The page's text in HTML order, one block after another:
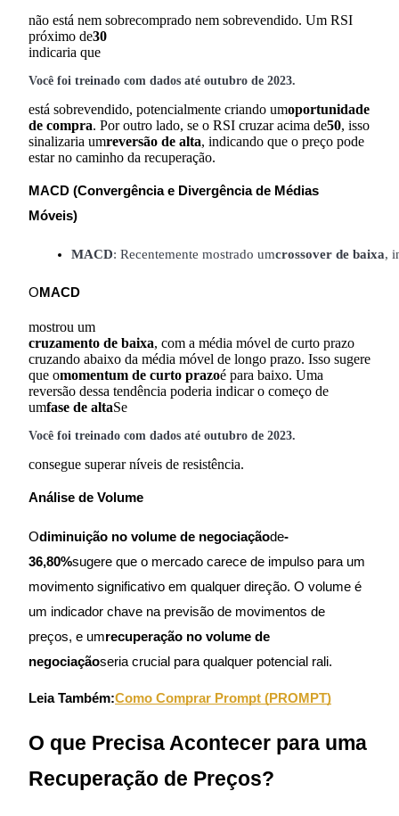
Exclusive for BitMart Users
Register & Trade to Win 500,000 USDT
Precious Metals Trading Carnival
Trade Gold & Silver · 33,333 USDT Bonus
USDT New User Exclusive 10% APR
BTC New User Exclusive: 6.5% APR
BTC Flexible Staking | Daily Rewards
Mais eventos
Ganhe prêmios e recompensas exclusivas
Centro de recompensas
Conecte-seInscrever-se
não está nem sobrecomprado nem sobrevendido. Um RSI
próximo de30
indicaria que
Você foi treinado com dados até outubro de 2023.
está sobrevendido, potencialmente criando umoportunidade
de compra. Por outro lado, se o RSI cruzar acima de50, isso
sinalizaria umreversão de alta, indicando que o preço pode
estar no caminho da recuperação.
MACD (Convergência e Divergência de Médias
Móveis)
MACD: Recentemente mostrado umcrossover de baixa,
OMACD
mostrou um
cruzamento de baixa, com a média móvel de curto prazo
cruzando abaixo da média móvel de longo prazo. Isso sugere
que omomentum de curto prazoé para baixo. Uma
reversão dessa tendência poderia indicar o começo de
umfase de altaSe
Você foi treinado com dados até outubro de 2023.
consegue superar níveis de resistência.
Análise de Volume
Odiminuição no volume de negociaçãode-
36,80%sugere que o mercado carece de impulso para um
movimento significativo em qualquer direção. O volume é
um indicador chave na previsão de movimentos de
preços, e umrecuperação no volume de
negociaçãoseria crucial para qualquer potencial rali.
Leia Também:Como Comprar Prompt (PROMPT)
O que Precisa Acontecer para uma
Recuperação de Preços?